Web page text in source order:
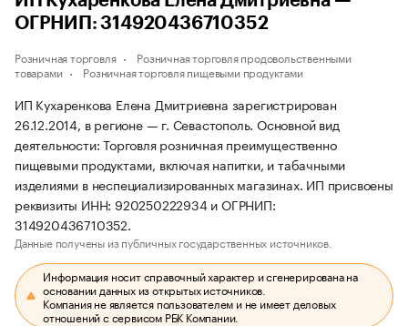
ОГРНИП: 314920436710352
Розничная торговля
Розничная торговля продовольственными
товарами
Розничная торговля пищевыми продуктами
ИП Кухаренкова Елена Дмитриевна зарегистрирован
26.12.2014, в регионе — г. Севастополь. Основной вид
деятельности: Торговля розничная преимущественно
пищевыми продуктами, включая напитки, и табачными
изделиями в неспециализированных магазинах. ИП присвоены
реквизиты ИНН: 920250222934 и ОГРНИП:
314920436710352.
Данные получены из публичных государственных источников.
Информация носит справочный характер и сгенерирована на
основании данных из открытых источников.
Компания не является пользователем и не имеет деловых
отношений с сервисом РБК Компании.